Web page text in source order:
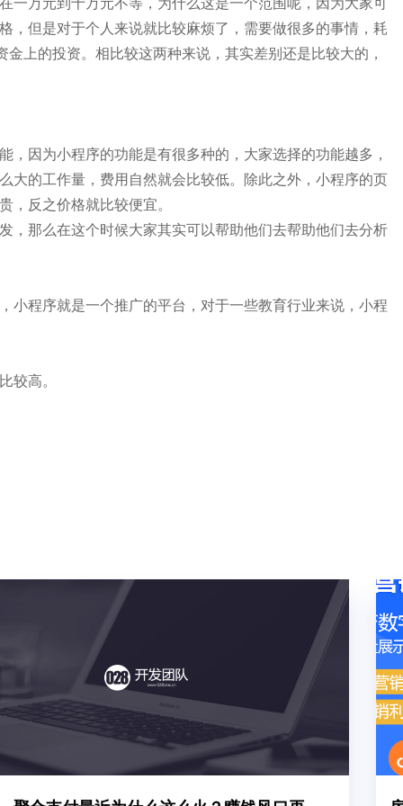
，但是对于个人来说就比较麻烦了，需要做很多的事情，耗
上的投资。相比较这两种来说，其实差别还是比较大的，
因为小程序的功能是有很多种的，大家选择的功能越多，
大的工作量，费用自然就会比较低。除此之外，小程序的页
反之价格就比较便宜。
，那么在这个时候大家其实可以帮助他们去帮助他们去分析
小程序就是一个推广的平台，对于一些教育行业来说，小程
高。